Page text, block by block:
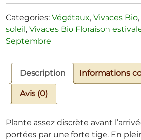
Categories: Végétaux, Vivaces Bio,
soleil, Vivaces Bio Floraison
Septembre
Description Informations
Avis (0)
Plante assez discrète avant
portées par une forte tige. En